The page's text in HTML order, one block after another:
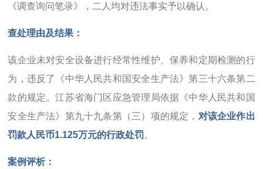
《调查询问笔录》，二人均对违法事实予以确认。
查处理由及结果：
该企业未对安全设备进行经常性维护、保养和定期检测的行
为，违反了《中华人民共和国安全生产法》第三十六条第二
款的规定。江苏省海门区应急管理局依据《中华人民共和国
安全生产法》第九十九条第（三）项的规定， 对该企业作出
罚款人民币1.125万元的行政处罚。
案例评析：